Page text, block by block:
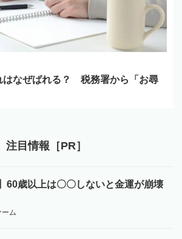
はなぜばれる？ 税務署から「お尋
注目情報［PR］
60歳以上は〇〇しないと金運が崩壊
ム